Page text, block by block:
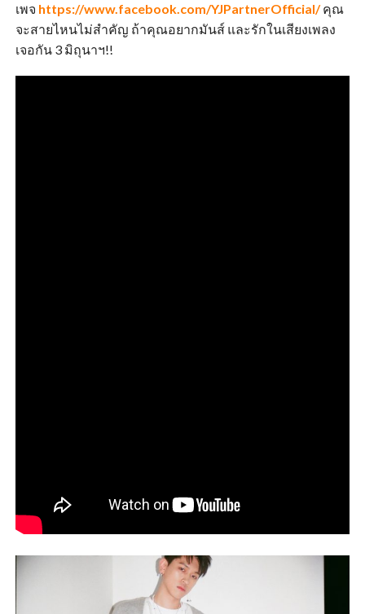
เพจ https://www.facebook.com/YJPartnerOfficial/คุณ
จะสายไหนไม่สำคัญ ถ้าคุณอยากมันส์ และรักในเสียงเพลง
เจอกัน 3 มิถุนาฯ!!